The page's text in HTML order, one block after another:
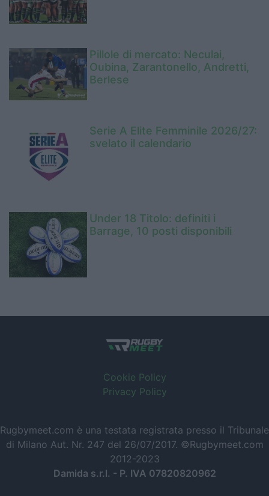
Pillole di mercato: Neculai,
Oubina, Zarantonello, Andretti,
Berlese
Serie A Elite Femminile 2026/27:
svelato il calendario
Under 18 Titolo: definiti i
Barrage, 10 posti disponibili
Cookie Policy
Privacy Policy
Rugbymeet.com è una testata registrata presso il Tribunale
di Milano Aut. Nr. 247 del 26/07/2017. ©Rugbymeet.com
2012-2023
Damida s.r.l. - P. IVA 07820820962